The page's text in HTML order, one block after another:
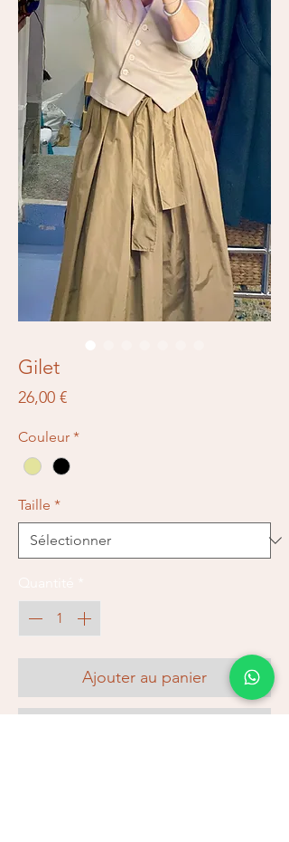
Gilet
26,00 €Prix
Couleur *
Taille *
Ajouter au panier